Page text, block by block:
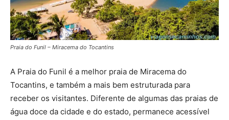
Praia do Funil – Miracema do Tocantins
A Praia do Funil é a melhor praia de Miracema do
Tocantins, e também a mais bem estruturada para
receber os visitantes. Diferente de algumas das praias de
água doce da cidade e do estado, permanece acessível